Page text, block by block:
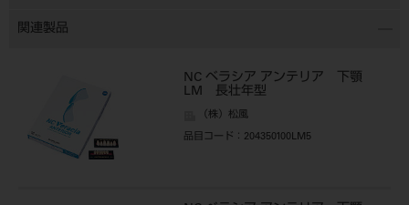
関連製品
NC ベラシア アンテリア 下顎
LM 長壮年型
（株）松風
品目コード ：204350100LM5